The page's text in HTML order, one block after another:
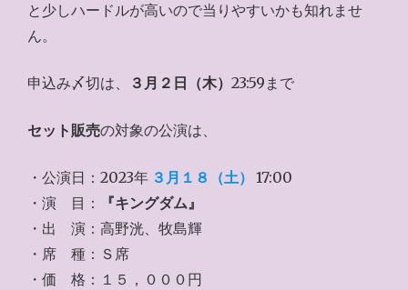
と少しハードルが高いので当りやすいかも知れませ
ん。
申込み〆切は、 ３月２日（木） 23:59まで
セット販売の対象の公演は、
・公演日：2023年 ３月１８（土）
17:00
・演 目：
『キングダム』
・出 演：高野洸、牧島輝
・席 種：Ｓ席
・価 格：１５，０００円